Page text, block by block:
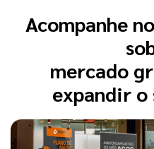
Acompanhe
mercado
expandir o